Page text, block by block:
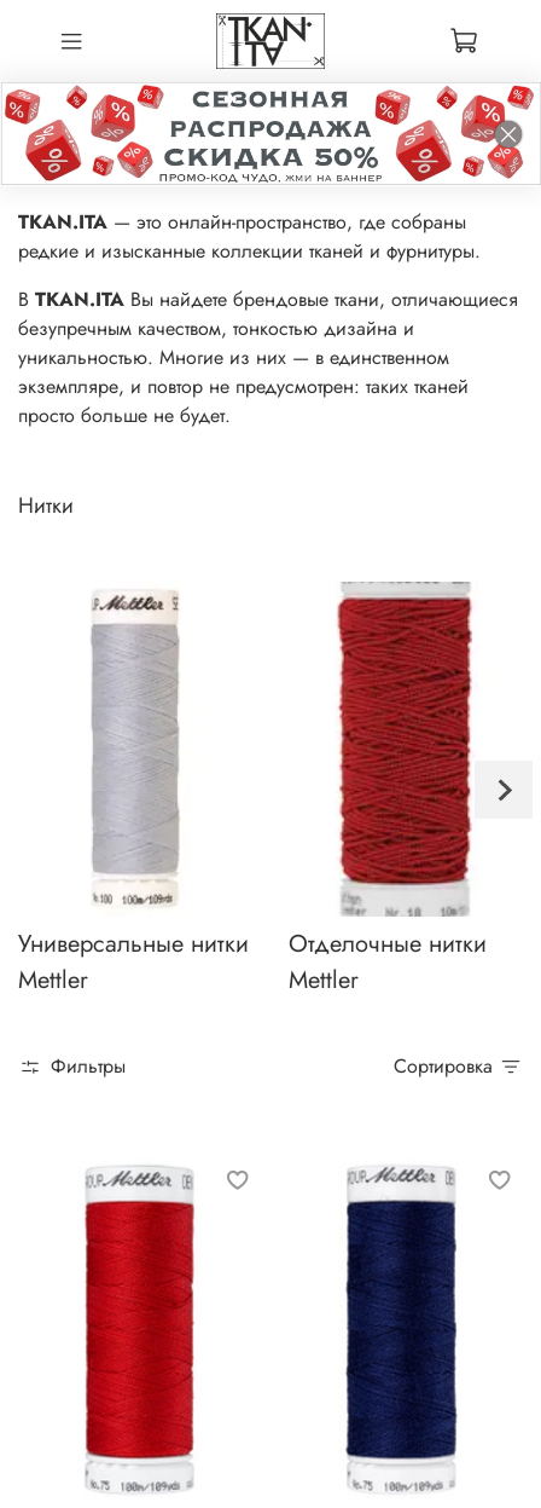
TKAN.ITA — это онлайн-пространство, где собраны
редкие и изысканные коллекции тканей и фурнитуры.
В TKAN.ITA Вы найдете брендовые ткани, отличающиеся
безупречным качеством, тонкостью дизайна и
уникальностью. Многие из них — в единственном
экземпляре, и повтор не предусмотрен: таких тканей
просто больше не будет.
Нитки
Универсальные нитки
Mettler
Отделочные нитки
Mettler
Фильтры Сортировка